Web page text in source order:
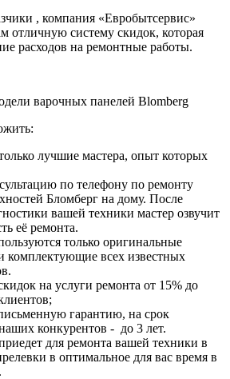
, компания «Евробытсервис»
отличную систему скидок, которая
расходов на ремонтные работы.
варочных панелей Blomberg
лучшие мастера, опыт которых
по телефону по ремонту
Бломберг на дому. После
вашей техники мастер озвучит
её ремонта.
только оригинальные
комплектующие всех известных
на услуги ремонта от 15% до
гарантию, на срок
конкурентов - до 3 лет.
для ремонта вашей техники в
в оптимальное для вас время в